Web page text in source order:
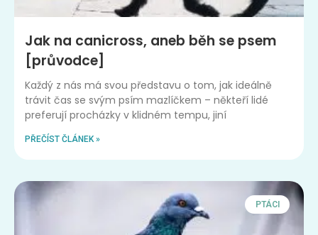
Jak na canicross, aneb běh se psem
[průvodce]
Každý z nás má svou představu o tom, jak ideálně
trávit čas se svým psím mazlíčkem – někteří lidé
preferují procházky v klidném tempu, jiní
PŘEČÍST ČLÁNEK »
PTÁCI